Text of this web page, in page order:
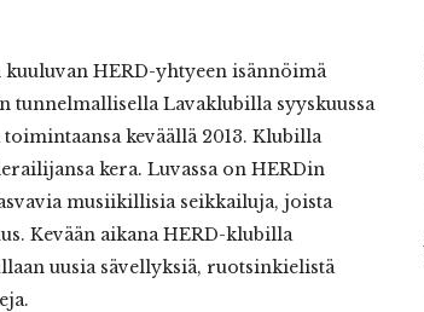
HERD-yhtyeen isännöimä
Lavaklubilla syyskuussa
keväällä 2013. Klubilla
kera. Luvassa on HERDin
musiikillisia seikkailuja, joista
Kevään aikana HERD-klubilla
uusia sävellyksiä, ruotsinkielistä